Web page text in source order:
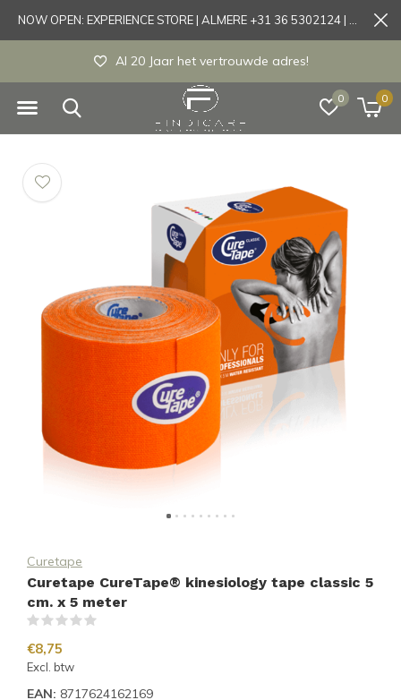
0 0
Experience store Almere / Tönisvorst / Mortsel
Curetape
Curetape CureTape® kinesiology tape classic 5
cm. x 5 meter
€8,75
Excl. btw
EAN: 8717624162169